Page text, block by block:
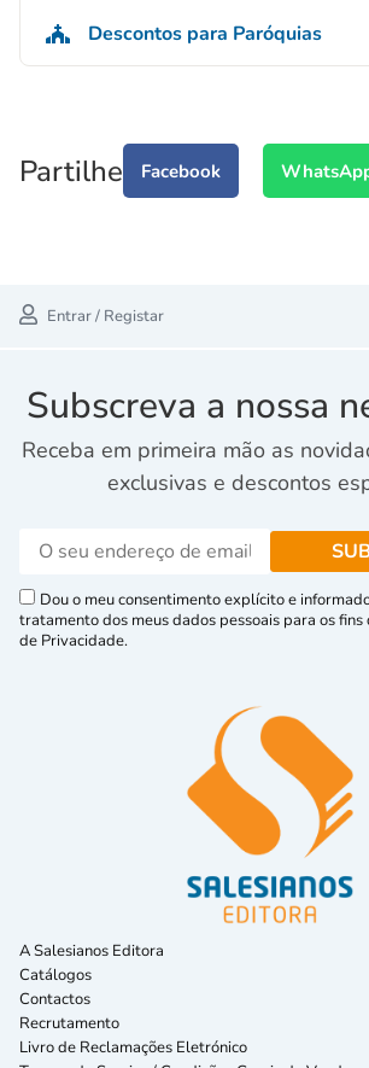
Descontos para Paróquias
Partilhe Facebook
Entrar / Registar
Subscreva a nossa
Receba em primeira mão as
exclusivas e descontos
Dou o meu consentimento explícito e
tratamento dos meus dados pessoais para os
de Privacidade.
A Salesianos Editora
Catálogos
Contactos
Recrutamento
Livro de Reclamações Eletrónico